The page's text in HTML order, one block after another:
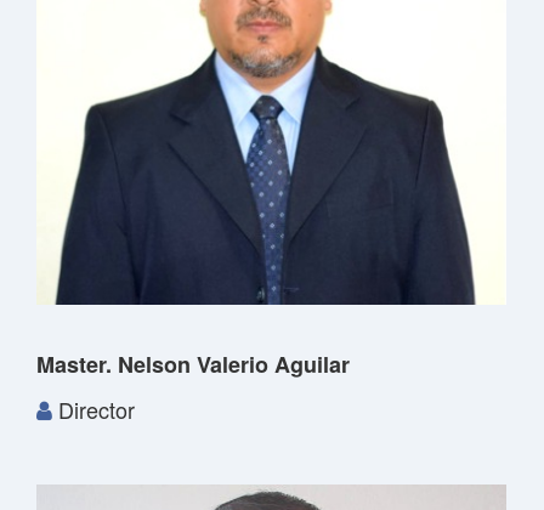
Master. Nelson Valerio Aguilar
Director